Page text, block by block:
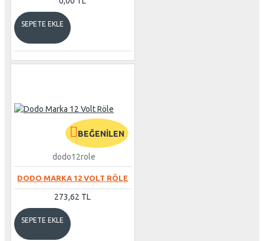
SEPETE EKLE
BEĞENILEN
dodo12role
DODO MARKA 12 VOLT RÖLE
273,62 TL
SEPETE EKLE